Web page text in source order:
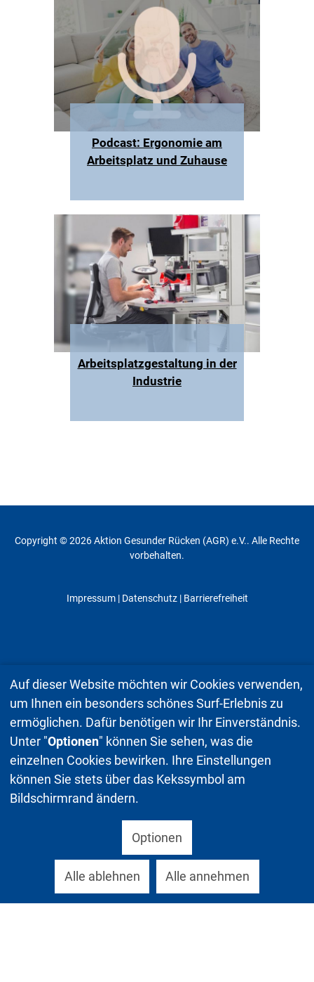
Podcast: Ergonomie am
Arbeitsplatz und Zuhause
Arbeitsplatzgestaltung in der
Industrie
Copyright © 2026 Aktion Gesunder Rücken (AGR) e.V.. Alle Rechte
vorbehalten.
Impressum| Datenschutz| Barrierefreiheit
Auf dieser Website möchten wir Cookies verwenden,
um Ihnen ein besonders schönes Surf-Erlebnis zu
ermöglichen. Dafür benötigen wir Ihr Einverständnis.
Unter "Optionen" können Sie sehen, was die
einzelnen Cookies bewirken. Ihre Einstellungen
können Sie stets über das Kekssymbol am
Bildschirmrand ändern.
Optionen
Alle ablehnen Alle annehmen